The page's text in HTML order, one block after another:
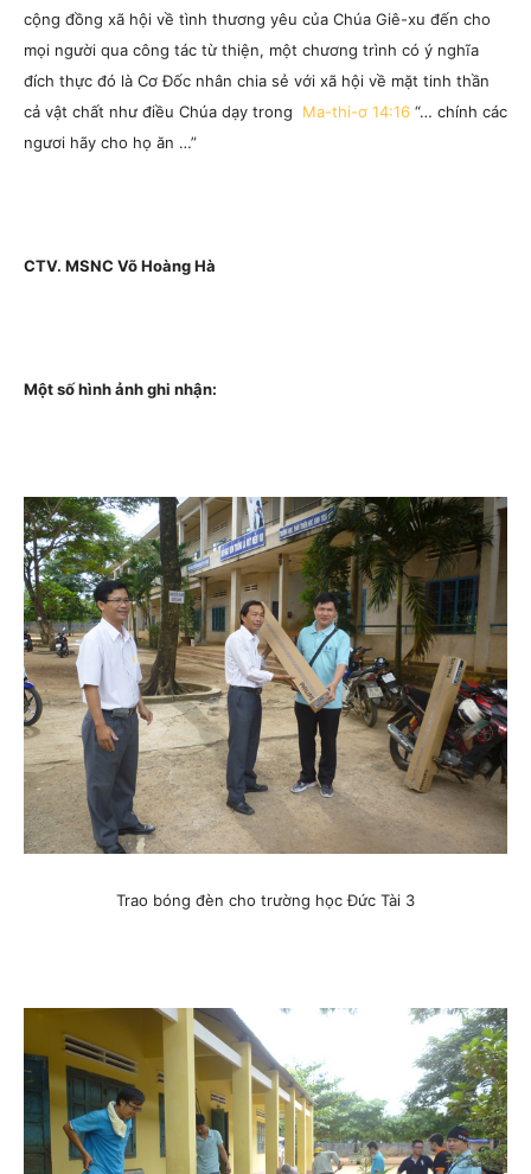
cộng đồng xã hội về tình thương yêu của Chúa Giê-xu đến cho
mọi người qua công tác từ thiện, một chương trình có ý nghĩa
đích thực đó là Cơ Đốc nhân chia sẻ với xã hội về mặt tinh thần
cả vật chất như điều Chúa dạy trong Ma-thi-ơ 14:16 “… chính các
ngươi hãy cho họ ăn …”
CTV. MSNC Võ Hoàng Hà
Một số hình ảnh ghi nhận:
Trao bóng đèn cho trường học Đức Tài 3